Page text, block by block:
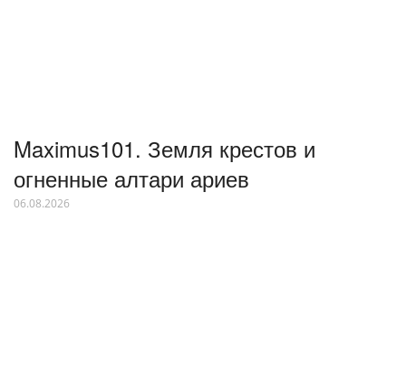
Maximus101. Земля крестов и
огненные алтари ариев
06.08.2026